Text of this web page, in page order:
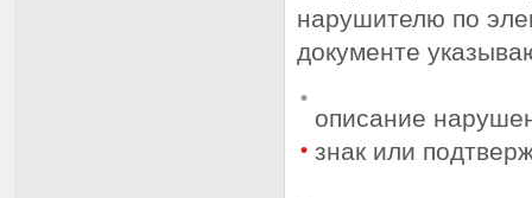
нарушителю по
документе
описание
знак или